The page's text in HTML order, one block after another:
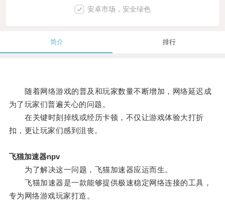
安卓市场，安全绿色
简介 排行
随着网络游戏的普及和玩家数量不断增加，网络延迟成
为了玩家们普遍关心的问题。
在关键时刻掉线或经历卡顿，不仅让游戏体验大打折
扣，更让玩家们感到沮丧。
飞猫加速器npv
为了解决这一问题，飞猫加速器应运而生。
飞猫加速器是一款能够提供极速稳定网络连接的工具，
专为网络游戏玩家打造。